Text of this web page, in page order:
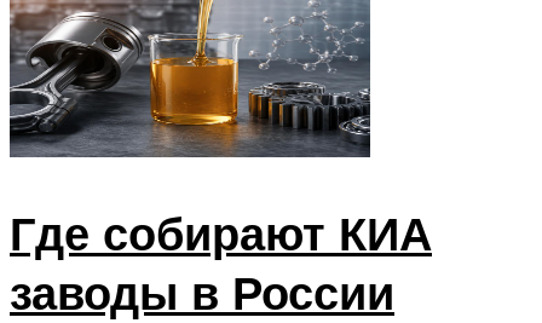
Где собирают КИА
заводы в России